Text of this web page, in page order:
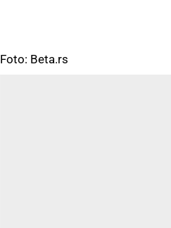
Foto: Beta.rs